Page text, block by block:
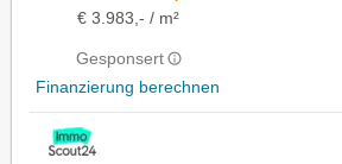
€ 3.983,- / m²
Gesponsert
Finanzierung berechnen